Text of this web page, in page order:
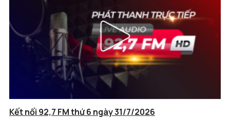
Kết nối 92,7 FM thứ 6 ngày 31/7/2026